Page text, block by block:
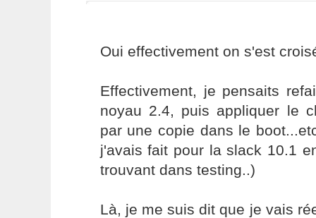
Oui effectivement on s'est
Effectivement, je pensaits
noyau 2.4, puis appliquer le
par une copie dans le
j'avais fait pour la slack 10.1
trouvant dans testing..)
Là, je me suis dit que je vais